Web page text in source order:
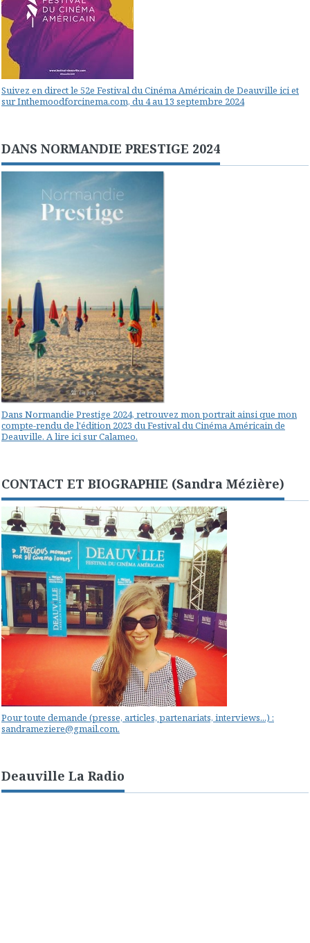
Suivez en direct le 52e Festival du Cinéma Américain de Deauville ici et
sur Inthemoodforcinema.com, du 4 au 13 septembre 2024
DANS NORMANDIE PRESTIGE 2024
Dans Normandie Prestige 2024, retrouvez mon portrait ainsi que mon
compte-rendu de l'édition 2023 du Festival du Cinéma Américain de
Deauville. A lire ici sur Calameo.
CONTACT ET BIOGRAPHIE (Sandra Mézière)
Pour toute demande (presse, articles, partenariats, interviews...) :
sandrameziere@gmail.com.
Deauville La Radio